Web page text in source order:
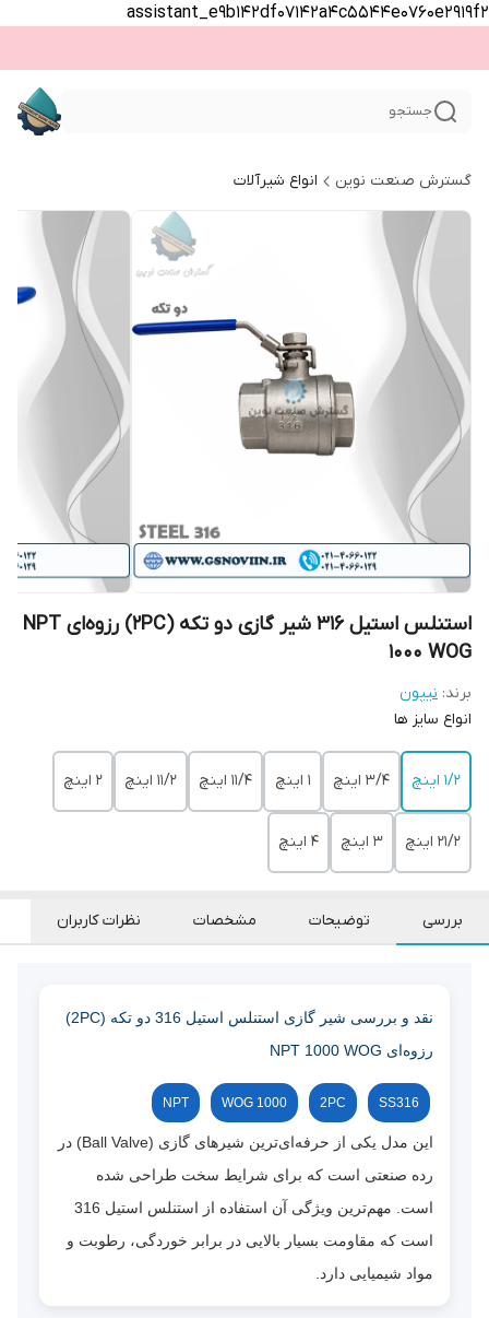
assistant_e9b142df07142a4c5544e0760e2919f2
جستجو
گسترش صنعت نوین انواع شیرآلات
استنلس استیل 316 شیر گازی دو تکه (2PC) رزوه‌ای NPT
1000 WOG
برند: نیپون
‌انواع سایز ها
۱/۲ اینچ ۳/۴ اینچ ۱ اینچ ۱۱/۴ اینچ ۱۱/۲ اینچ ۲ اینچ
۲۱/۲ اینچ 3 اینچ ۴ اینچ
بررسی توضیحات مشخصات نظرات کاربران
نقد و بررسی شیر گازی استنلس استیل 316 دو تکه (2PC)
رزوه‌ای NPT 1000 WOG
SS316
2PC
1000 WOG
NPT
این مدل یکی از حرفه‌ای‌ترین شیرهای گازی (Ball Valve) در
رده صنعتی است که برای شرایط سخت طراحی شده
است. مهم‌ترین ویژگی آن استفاده از استنلس استیل 316
است که مقاومت بسیار بالایی در برابر خوردگی، رطوبت و
مواد شیمیایی دارد.